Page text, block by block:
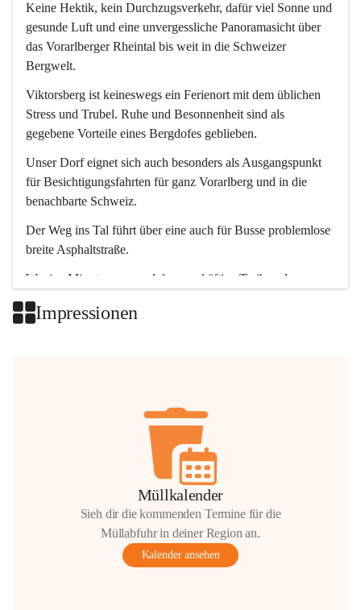
Keine Hektik, kein Durchzugsverkehr, dafür viel Sonne und
gesunde Luft und eine unvergessliche Panoramasicht über
das Vorarlberger Rheintal bis weit in die Schweizer
Bergwelt.
Viktorsberg ist keineswegs ein Ferienort mit dem üblichen
Stress und Trubel. Ruhe und Besonnenheit sind als
gegebene Vorteile eines Bergdofes geblieben.
Unser Dorf eignet sich auch besonders als Ausgangspunkt
für Besichtigungsfahrten für ganz Vorarlberg und in die
benachbarte Schweiz.
Der Weg ins Tal führt über eine auch für Busse problemlose
breite Asphaltstraße.
Wenige Minuten nur, und das geschäftige Treiben der
Impressionen
Müllkalender
Sieh dir die kommenden Termine für die
Müllabfuhr in deiner Region an.
Kalender ansehen